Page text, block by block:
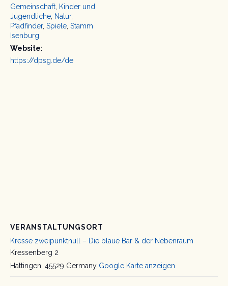
Gemeinschaft Kinder und
Jugendliche Natur,
Pfadfinder, Spiele Stamm
Isenburg
Website:
https://dpsg.de/de
VERANSTALTUNGSORT
Kresse zweipunktnull – Die blaue Bar & der Nebenraum
Kressenberg 2
Hattingen 45529 Germany Google Karte anzeigen